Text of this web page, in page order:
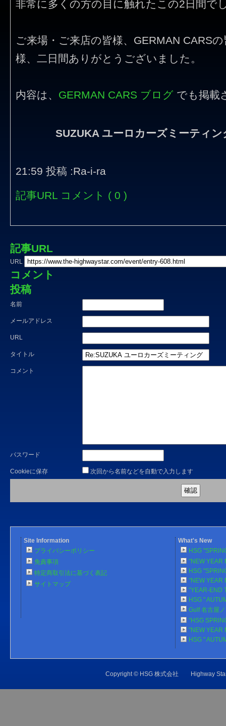
非常に多くの方の目に触れたこの2日間で
ご来場・ご来店の皆様、GERMAN CARS
様、二日間ありがとうございました。
内容は、 GERMAN CARS ブログ でも掲載
SUZUKA ユーロカーズミーティ
21:59 投稿 :Ra-i-ra
記事URL コメント ( 0 )
記事URL
URL
コメント
投稿
名前
メールアドレス
URL
タイトル
コメント
パスワード
Cookieに保存 次回から名前などを自動で入力します
Site Information
プライバシーポリシー
免責事項
特定商取引法に基づく表記
サイトマップ
What's New
HSG
"NEW YEAR
HSG
"NEW YEAR
"YEAR-END
HSG "
Gulf 名古屋
"HSG
"NEW YEAR
HSG "
Copyright © HSG 株式会社 Highway Star